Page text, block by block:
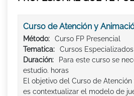
Curso de Atención y
Método:
Curso FP Presencial
Tematica:
Cursos Especializados
Duración:
Para este curso se
estudio. horas
El objetivo del Curso de Atención
es contextualizar el modelo de